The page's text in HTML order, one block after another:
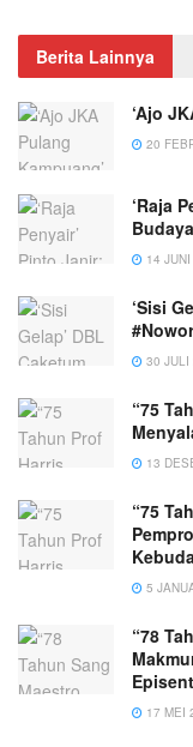
Berita Lainnya
‘Ajo
20
‘Raja
14
‘Sisi
30 JULI
“75
13
“75
5
“78
17 MEI